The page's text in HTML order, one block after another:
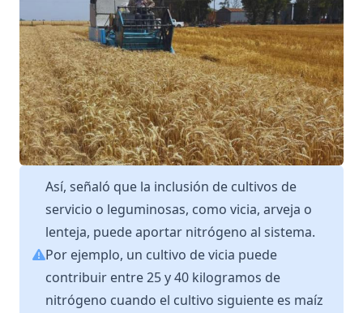
Así, señaló que la inclusión de cultivos de
servicio o leguminosas, como vicia, arveja o
lenteja, puede aportar nitrógeno al sistema.
Por ejemplo, un cultivo de vicia puede
contribuir entre 25 y 40 kilogramos de
nitrógeno cuando el cultivo siguiente es maíz